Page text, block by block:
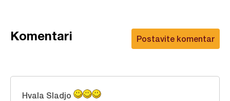
Postavite komentar
Komentari
Hvala Sladjo